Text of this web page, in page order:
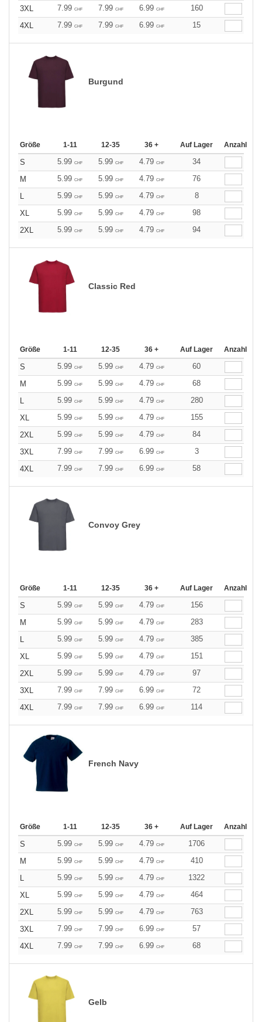
3XL
7.99 CHF 7.99 CHF 6.99 CHF
160
4XL
7.99 CHF 7.99 CHF 6.99 CHF 15
Burgund
Größe 1-11 12-35 36 + Auf Lager Anzahl
S 5.99 CHF 5.99 CHF 4.79 CHF
34
M
5.99 CHF 5.99 CHF 4.79 CHF
76
L
5.99 CHF 5.99 CHF 4.79 CHF
8
XL
5.99 CHF 5.99 CHF 4.79 CHF
98
2XL
5.99 CHF 5.99 CHF 4.79 CHF 94
Classic Red
Größe 1-11 12-35 36 + Auf Lager Anzahl
S 5.99 CHF 5.99 CHF 4.79 CHF
60
M
5.99 CHF 5.99 CHF 4.79 CHF
68
L
5.99 CHF 5.99 CHF 4.79 CHF
280
XL
5.99 CHF 5.99 CHF 4.79 CHF
155
2XL
5.99 CHF 5.99 CHF 4.79 CHF
84
3XL
7.99 CHF 7.99 CHF 6.99 CHF
3
4XL
7.99 CHF 7.99 CHF 6.99 CHF 58
Convoy Grey
Größe 1-11 12-35 36 + Auf Lager Anzahl
S 5.99 CHF 5.99 CHF 4.79 CHF
156
M
5.99 CHF 5.99 CHF 4.79 CHF
283
L
5.99 CHF 5.99 CHF 4.79 CHF
385
XL
5.99 CHF 5.99 CHF 4.79 CHF
151
2XL
5.99 CHF 5.99 CHF 4.79 CHF
97
3XL
7.99 CHF 7.99 CHF 6.99 CHF
72
4XL
7.99 CHF 7.99 CHF 6.99 CHF 114
French Navy
Größe 1-11 12-35 36 + Auf Lager Anzahl
S 5.99 CHF 5.99 CHF 4.79 CHF
1706
M
5.99 CHF 5.99 CHF 4.79 CHF
410
L
5.99 CHF 5.99 CHF 4.79 CHF
1322
XL
5.99 CHF 5.99 CHF 4.79 CHF
464
2XL
5.99 CHF 5.99 CHF 4.79 CHF
763
3XL
7.99 CHF 7.99 CHF 6.99 CHF
57
4XL
7.99 CHF 7.99 CHF 6.99 CHF 68
Gelb